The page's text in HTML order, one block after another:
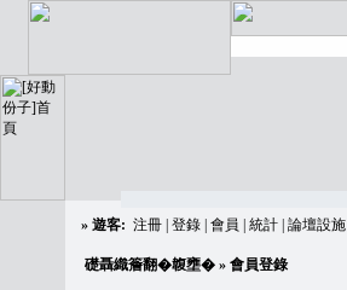
» 遊客: 注冊 登錄 會員 統計 論壇設施
礎聶織簷翻�䪖壅� » 會員登錄